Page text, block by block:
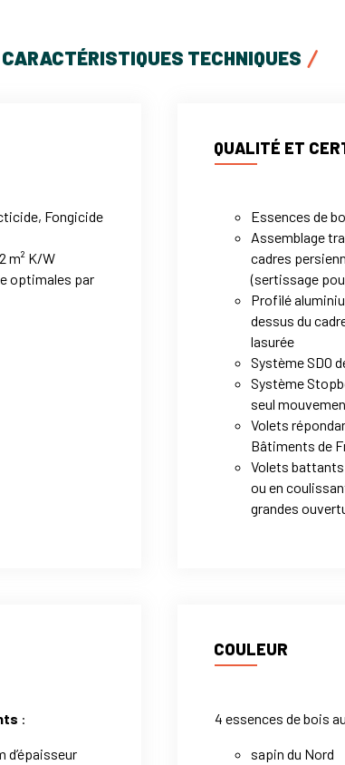
CARACTÉRISTIQUES TECHNIQUES
Fongicide
m² K/W
optimales par
QUALITÉ ET
Essences de
Assemblage
cadres
(sertissage
Profilé
dessus du
lasurée
Système SDO
Système
seul
Volets
Bâtiments de
Volets
ou en
grandes
:
d’épaisseur
COULEUR
4 essences de bois
sapin du Nord